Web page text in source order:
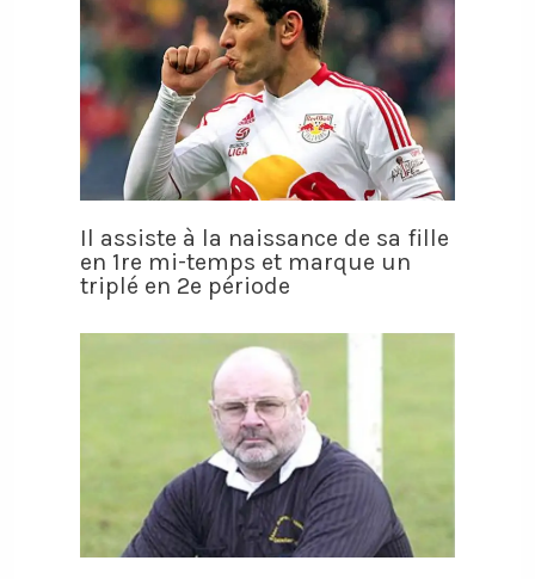
Il assiste à la naissance de sa fille
en 1re mi-temps et marque un
triplé en 2e période